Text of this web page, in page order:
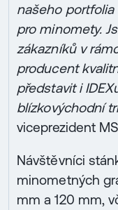
našeho
pro minomety.
zákazníků v
producent
představit i
blízkovýchodní
viceprezident
Návštěvníci
minometných
mm a 120 mm,